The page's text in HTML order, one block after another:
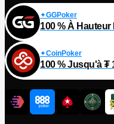
GGPoker
100 % À Hauteur
CoinPoker
100 % Jusqu'à ₮